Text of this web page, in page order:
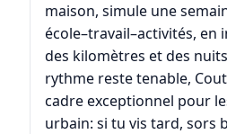
maison, simule une
école–travail–activités, en
des kilomètres et des
rythme reste tenable,
cadre exceptionnel pour
urbain: si tu vis tard, sors